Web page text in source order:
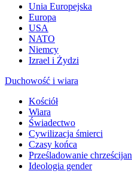
Unia Europejska
Europa
USA
NATO
Niemcy
Izrael i Żydzi
Duchowość i wiara
Kościół
Wiara
Świadectwo
Cywilizacja śmierci
Czasy końca
Prześladowanie chrześcijan
Ideologia gender